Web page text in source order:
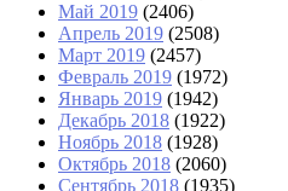
Май 2019 (2406)
Апрель 2019 (2508)
Март 2019 (2457)
Февраль 2019 (1972)
Январь 2019 (1942)
Декабрь 2018 (1922)
Ноябрь 2018 (1928)
Октябрь 2018 (2060)
Сентябрь 2018 (1935)